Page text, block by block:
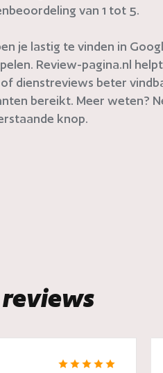
van 1 tot 5.
je lastig te vinden in
Review-pagina.nl
dienstreviews beter
bereikt. Meer weten?
knop.